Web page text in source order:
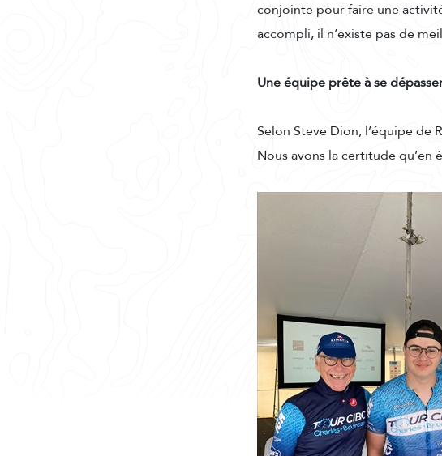
conjointe pour faire une
accompli, il n’existe pas de
Une équipe prête à se
Selon Steve Dion, l’équipe de
Nous avons la certitude qu’en